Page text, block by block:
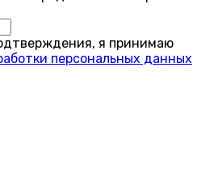
я принимаю
персональных данных